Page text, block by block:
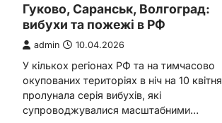
Гуково, Саранськ, Волгоград:
вибухи та пожежі в РФ
admin 10.04.2026
У кількох регіонах РФ та на тимчасово
окупованих територіях в ніч на 10 квітня
пролунала серія вибухів, які
супроводжувалися масштабними…